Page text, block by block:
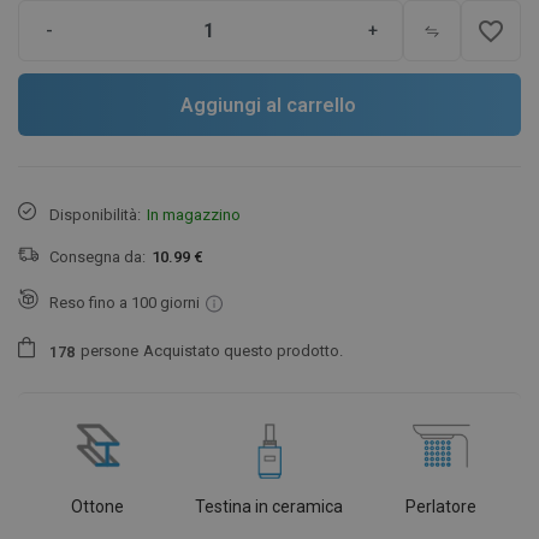
- + favorite_border
Aggiungi al carrello
Disponibilità: In magazzino
Consegna da: 10.99 €
Reso fino a 100 giorni
1 78 persone Acquistato questo prodotto.
Ottone Testina in ceramica Perlatore